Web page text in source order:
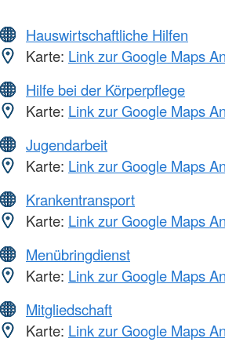
Hauswirtschaftliche Hilfen
Karte: Link zur Google Maps
Hilfe bei der Körperpflege
Karte: Link zur Google Maps
Jugendarbeit
Karte: Link zur Google Maps
Krankentransport
Karte: Link zur Google Maps
Menübringdienst
Karte: Link zur Google Maps
Mitgliedschaft
Karte: Link zur Google Maps